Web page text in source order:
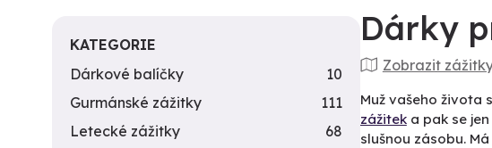
Dárky
Zobrazit
Muž vašeho života
zážiteka pak se
slušnou zásobu.
KATEGORIE
Dárkové balíčky
10
Gurmánské zážitky
111
Letecké zážitky
68